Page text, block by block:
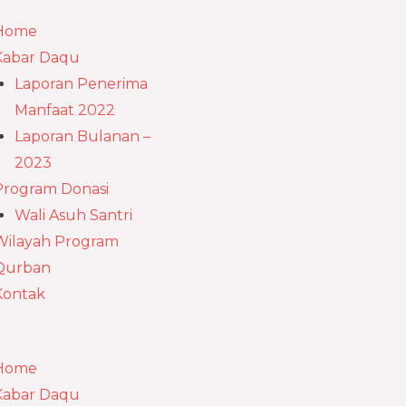
Daqu
Laporan Penerima
Manfaat 2022
Laporan Bulanan –
2023
Donasi
Wali Asuh Santri
Program
Daqu